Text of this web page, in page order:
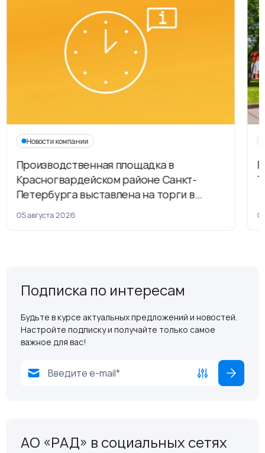
Новости компании
Производственная площадка в
Красногвардейском районе Санкт-
Петербурга выставлена на торги в
рамках приватизации
05 августа 2026
Подписка по интересам
Будьте в курсе актуальных предложений и новостей.
Настройте подписку и получайте только самое
важное для вас!
АО «РАД» в социальных сетях